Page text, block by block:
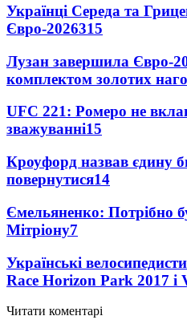
Українці Середа та
Євро-2026315
Лузан завершила Євро-
комплектом золотих
UFC 221: Ромеро не
зважуванні15
Кроуфорд назвав єдину
повернутися14
Ємельяненко: Потрібно
Мітріону7
Українські
Race Horizon Park 2017 і
Читати коментарі